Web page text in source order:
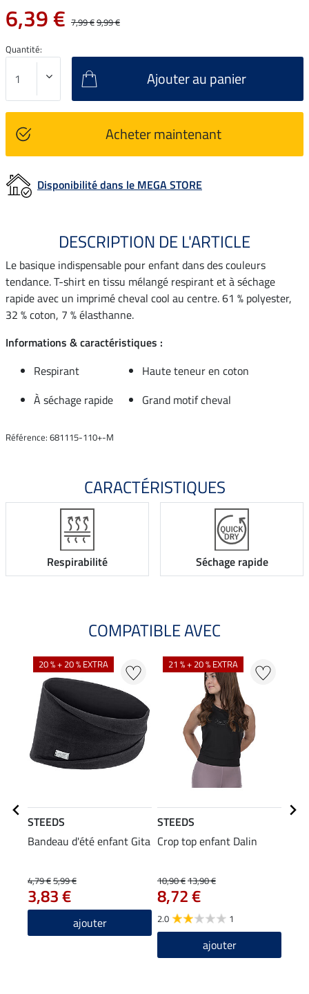
6,39 € 7,99 €9,99 €
Quantité:
Ajouter au panier
Acheter maintenant
Disponibilité dans le MEGA STORE
DESCRIPTION DE L'ARTICLE
Le basique indispensable pour enfant dans des couleurs
tendance. T-shirt en tissu mélangé respirant et à séchage
rapide avec un imprimé cheval cool au centre. 61 % polyester,
32 % coton, 7 % élasthanne.
Informations & caractéristiques :
Respirant
Haute teneur en coton
À séchage rapide
Grand motif cheval
Référence: 681115-110+-M
CARACTÉRISTIQUES
Respirabilité Séchage rapide
COMPATIBLE AVEC
20 % + 20 % EXTRA
STEEDS
Bandeau d'été enfant Gita
4,79 €5,99 €
3,83 €
ajouter
21 % + 20 % EXTRA
STEEDS
Crop top enfant Dalin
10,90 €13,90 €
8,72 €
2.0 1
ajouter